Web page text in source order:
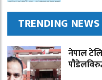
TRENDING NEWS
नेपाल